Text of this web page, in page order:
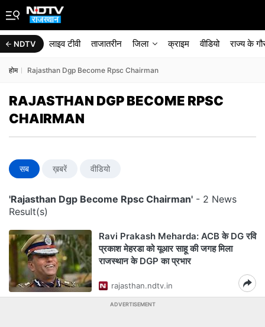
NDTV लाइव टीवी ताजातरीन जिला क्राइम वीडियो राज्‍य के
होम Rajasthan Dgp Become Rpsc Chairman
RAJASTHAN DGP BECOME RPSC
CHAIRMAN
सब ख़बरें वीडियो
'Rajasthan Dgp Become Rpsc Chairman' - 2 News
Result(s)
Ravi Prakash Meharda: ACB के DG रवि
प्रकाश मेहरडा को यूआर साहू की जगह मिला
राजस्थान के DGP का प्रभार
rajasthan.ndtv.in
ADVERTISEMENT